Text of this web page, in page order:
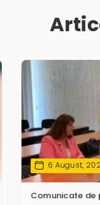
6 August,
Comunicate de